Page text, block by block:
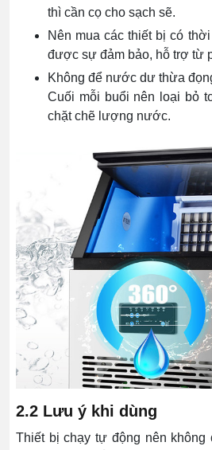
thì cần cọ cho sạch sẽ.
Nên mua các thiết bị có
được sự đảm bảo, hỗ trợ từ
Không để nước dư thừa
Cuối mỗi buổi nên loại bỏ
chặt chẽ lượng nước.
2.2 Lưu ý khi dùng
Thiết bị chạy tự động nên không